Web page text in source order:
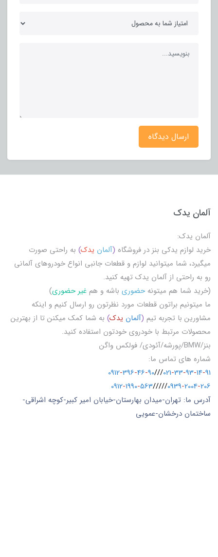
ارسال دیدگاه
آلمان یدک
آلمان یدک:
خرید لوازم یدکی بنز در فروشگاه (آلمان یدک) به راحتی صورت
میگیرد، شما میتوانید لوازم و قطعات جانبی انواع خودروهای آلمانی
رو به راحتی از آلمان یدک تهیه کنید.
(خرید شما هم میتونه حضوری باشه و هم غیر حضوری)
ما میتونیم براتون قطعات مورد نظرتون رو ارسال کنیم و اینکه
مشاورین با تجربه تیم (آلمان یدک) به شما کمک میکنن تا از بهترین
محصولات مرتبط با خودروی خودتون استفاده کنید.
بنز/BMW/پورشه/آئودی/ فولکس واگن
شماره های تماس ما:
021-33-93-14-91
///
0912-396-46-90
0939-2004-206
/////
0912-1990-563
آدرس ما: تهران-میدان بهارستان-خیابان امیر کبیر-کوچه اشراقی-
ساختمان درخشان-عمویی